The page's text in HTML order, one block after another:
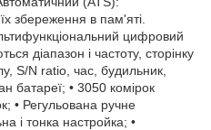
збереження в пам'яті.
цифровий
діапазон і частоту, сторінку
S/N ratio, час, будильник,
батареї; • 3050 комірок
• Регульована ручне
і тонка настройка; •